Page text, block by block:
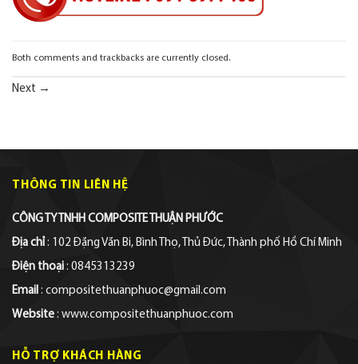
Both comments and trackbacks are currently closed.
Next →
THÔNG TIN LIÊN HỆ
CÔNG TY TNHH COMPOSITE THUẬN PHƯỚC
Địa chỉ : 102 Đặng Văn Bi, Bình Thọ, Thủ Đức, Thành phố Hồ Chí Minh
Điện thoại : 0845313239
Email : compositethuanphuoc@gmail.com
Website : www.compositethuanphuoc.com
HỖ TRỢ KHÁCH HÀNG